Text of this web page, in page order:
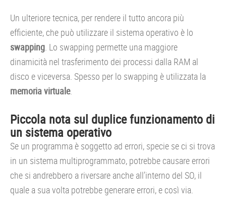
Un ulteriore tecnica, per rendere il tutto ancora più
efficiente, che può utilizzare il sistema operativo è lo
swapping. Lo swapping permette una maggiore
dinamicità nel trasferimento dei processi dalla RAM al
disco e viceversa. Spesso per lo swapping è utilizzata la
memoria virtuale.
Piccola nota sul duplice funzionamento di
un sistema operativo
Se un programma è soggetto ad errori, specie se ci si trova
in un sistema multiprogrammato, potrebbe causare errori
che si andrebbero a riversare anche all’interno del SO, il
quale a sua volta potrebbe generare errori, e così via.